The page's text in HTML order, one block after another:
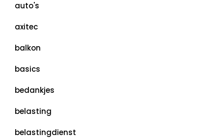
auto's
axitec
balkon
basics
bedankjes
belasting
belastingdienst